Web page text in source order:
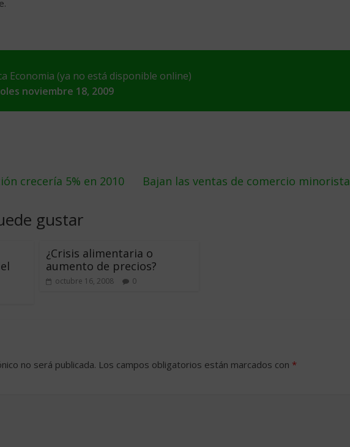
Economia (ya no está disponible online)
noviembre 18, 2009
crecería 5% en 2010 Bajan las ventas de comercio minorista
gustar
¿Crisis alimentaria o
aumento de precios?
octubre 16, 2008 0
no será publicada. Los campos obligatorios están marcados con *